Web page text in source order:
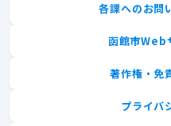
各課へのお問
函館市Web
著作権・免
プライバ